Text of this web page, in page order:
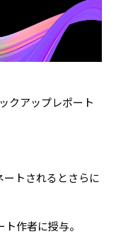
クアップレポート
トされるとさらに
作者に授与。